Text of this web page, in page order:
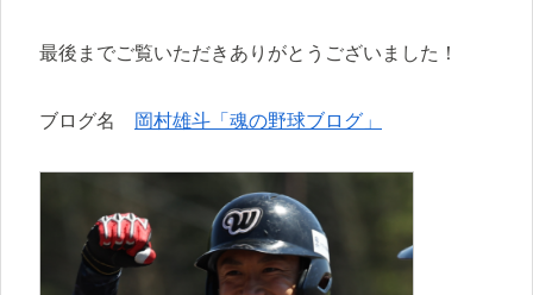
最後までご覧いただきありがとうございました！
ブログ名 岡村雄斗「魂の野球ブログ」